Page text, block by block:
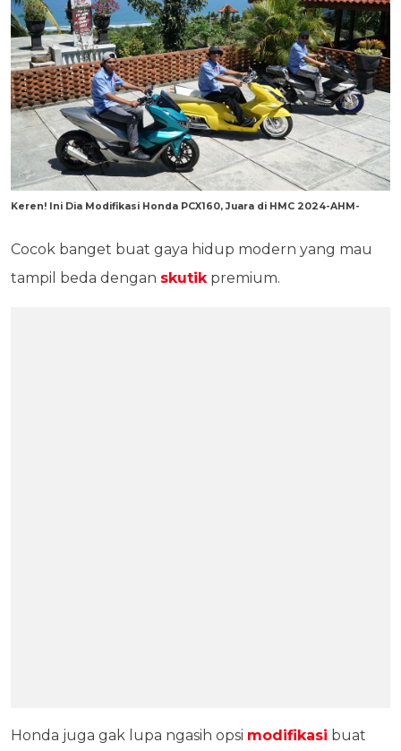
Keren! Ini Dia Modifikasi Honda PCX160, Juara di HMC 2024-AHM-
Cocok banget buat gaya hidup modern yang mau
tampil beda dengan skutikpremium.
Honda juga gak lupa ngasih opsi modifikasi buat